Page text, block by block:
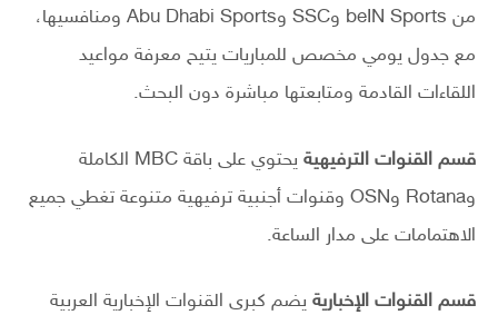
من beIN Sports وSSC وAbu Dhabi Sports ومنافسيها،
مع جدول يومي مخصص للمباريات يتيح معرفة مواعيد
اللقاءات القادمة ومتابعتها مباشرة دون البحث.
قسم القنوات الترفيهية
يحتوي على باقة MBC الكاملة
وRotana وOSN وقنوات أجنبية ترفيهية متنوعة تغطي جميع
الاهتمامات على مدار الساعة.
قسم القنوات الإخبارية يضم كبرى القنوات الإخبارية العربية